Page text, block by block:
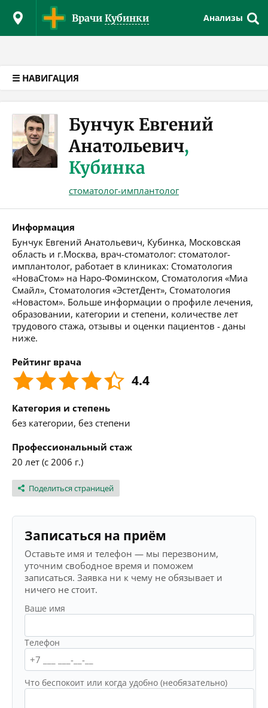
Врачи Кубинки Анализы
☰ НАВИГАЦИЯ
Бунчук Евгений
Анатольевич,
Кубинка
стоматолог-имплантолог
Информация
Бунчук Евгений Анатольевич, Кубинка, Московская
область и г.Москва, врач-стоматолог: стоматолог-
имплантолог, работает в клиниках: Стоматология
«НоваСтом» на Наро-Фоминском, Стоматология «Миа
Смайл», Стоматология «ЭстетДент», Стоматология
«Новастом». Больше информации о профиле лечения,
образовании, категории и степени, количестве лет
трудового стажа, отзывы и оценки пациентов - даны
ниже.
Рейтинг врача
4.4
Категория и степень
без категории, без степени
Профессиональный стаж
20 лет (с 2006 г.)
Поделиться страницей
Записаться на приём
Оставьте имя и телефон — мы перезвоним,
уточним свободное время и поможем
записаться. Заявка ни к чему не обязывает и
ничего не стоит.
Ваше имя
Телефон
Что беспокоит или когда удобно (необязательно)